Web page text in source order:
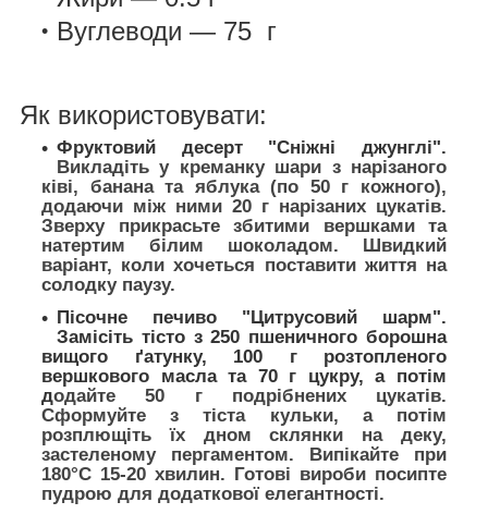
Вуглеводи — 75 г
Як використовувати:
Фруктовий десерт "Сніжні джунглі".
Викладіть у креманку шари з нарізаного
ківі, банана та яблука (по 50 г кожного),
додаючи між ними 20 г нарізаних цукатів.
Зверху прикрасьте збитими вершками та
натертим білим шоколадом. Швидкий
варіант, коли хочеться поставити життя на
солодку паузу.
Пісочне печиво "Цитрусовий шарм".
Замісіть тісто з 250 пшеничного борошна
вищого ґатунку, 100 г розтопленого
вершкового масла та 70 г цукру, а потім
додайте 50 г подрібнених цукатів.
Сформуйте з тіста кульки, а потім
розплющіть їх дном склянки на деку,
застеленому пергаментом. Випікайте при
180°C 15-20 хвилин. Готові вироби посипте
пудрою для додаткової елегантності.